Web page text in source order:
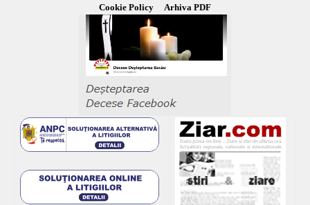
Cookie Policy
Arhiva PDF